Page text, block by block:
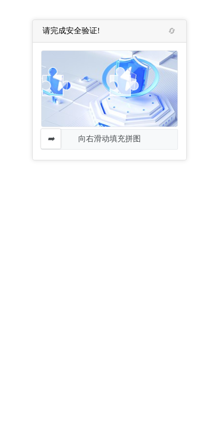
请完成安全验证!
向右滑动填充拼图